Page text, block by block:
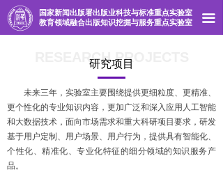
끀
首页
开放课题
实验室动态
国家新闻出版署出版业科技与标准重点实验室
教育领域融合出版知识挖掘与服务重点实验室
研究项目
RESEARCH PROJECTS
未来三年，实验室主要围绕提供更细粒度、更精准、
更个性化的专业知识内容，更加广泛和深入应用人工智能
和大数据技术，面向市场需求和重大科研项目要求，研发
基于用户定制、用户场景、用户行为，提供具有智能化、
个性化、精准化、专业化特征的细分领域的知识服务产
品。